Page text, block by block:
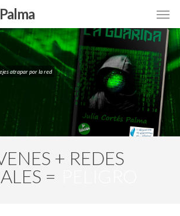
atrapar por la red
+ REDES
=